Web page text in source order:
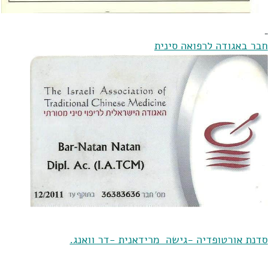
חבר באגודה לרפואה סינית
סדנת אורטופדיה -גישה מרידאנית -דר וואנג.